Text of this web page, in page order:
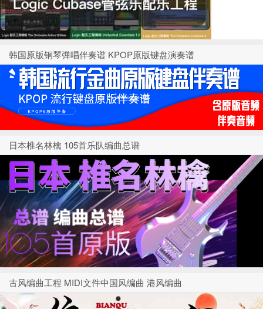
韩国原版钢琴弹唱伴奏谱 KPOP原版键盘演奏谱
日本椎名林檎 105首乐队编曲总谱
古风编曲工程 MIDI文件中国风编曲 港风编曲